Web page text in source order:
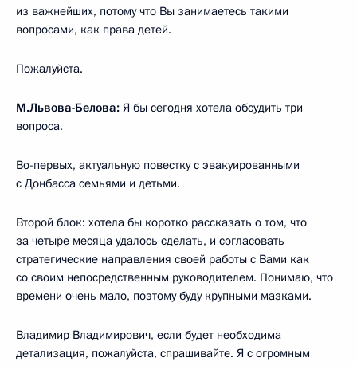
из важнейших, потому что Вы занимаетесь такими
вопросами, как права детей.
Пожалуйста.
М.Львова-Белова: Я бы сегодня хотела обсудить три
вопроса.
Во-первых, актуальную повестку с эвакуированными
с Донбасса семьями и детьми.
Второй блок: хотела бы коротко рассказать о том, что
за четыре месяца удалось сделать, и согласовать
стратегические направления своей работы с Вами как
со своим непосредственным руководителем. Понимаю, что
времени очень мало, поэтому буду крупными мазками.
Владимир Владимирович, если будет необходима
детализация, пожалуйста, спрашивайте. Я с огромным